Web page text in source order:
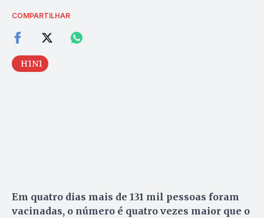
COMPARTILHAR
H1N1
Em quatro dias mais de 131 mil pessoas foram
vacinadas, o número é quatro vezes maior que o